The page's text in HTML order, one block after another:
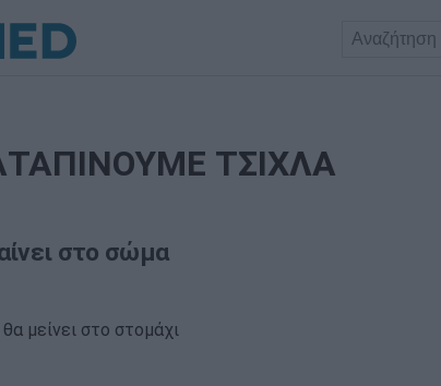
ΤΣΙΧΛΑ
στο σώμα
μείνει στο στομάχι